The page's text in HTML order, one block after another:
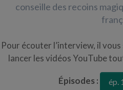
conseille des recoins
Pour écouter l’interview, il
lancer les vidéos YouTube
Épisodes : ép. 1